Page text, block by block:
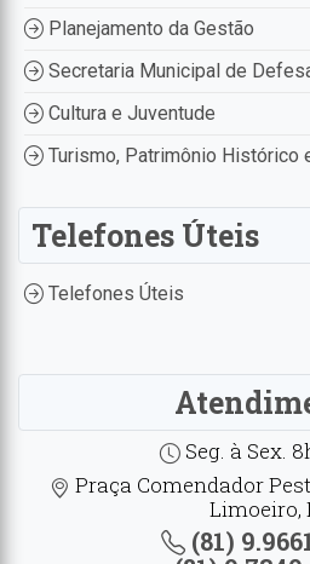
Planejamento da Gestão
Secretaria Municipal de
Cultura e Juventude
Turismo, Patrimônio Histórico
Telefones Úteis
Telefones Úteis
Seg. à Sex.
Praça Comendador
Limoeiro,
(81)